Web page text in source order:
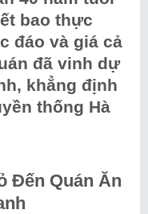
bao thực
đáo và giá cả
đã vinh dự
khẳng định
thống Hà
Đến Quán Ăn